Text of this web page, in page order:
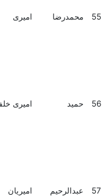
امیری 943
امیری خلفلو 7239
امیریان 353